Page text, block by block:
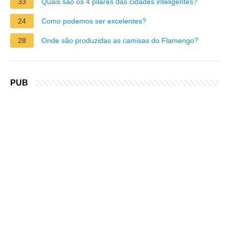
24 Como podemos ser excelentes?
28 Onde são produzidas as camisas do Flamengo?
PUB